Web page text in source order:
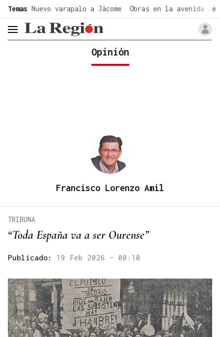
Temas Nuevo varapalo a Jácome Obras en la avenida de
header.menu.open
Opinión
Francisco Lorenzo Amil
“Toda España va a ser Ourense”
TRIBUNA
Publicado: 19 Feb 2026 - 00:10